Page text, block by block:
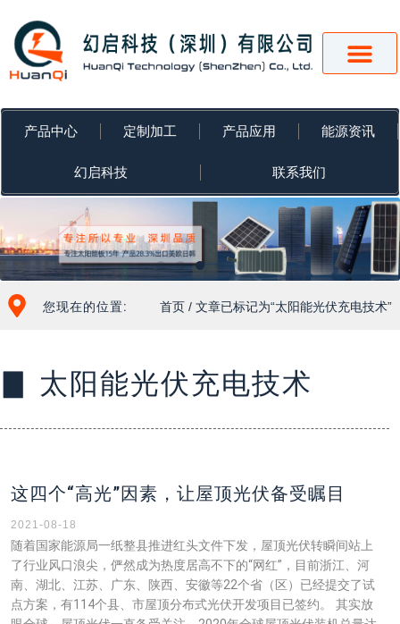
容
产品中心 定制加工 产品应用 能源资讯
幻启科技 联系我们
您现在的位置: 首页 / 文章已标记为“太阳能光伏充电技术”
▊ 太阳能光伏充电技术
这四个“高光”因素，让屋顶光伏备受瞩目
2021-08-18
随着国家能源局一纸整县推进红头文件下发，屋顶光伏转瞬间站上
了行业风口浪尖，俨然成为热度居高不下的“网红”，目前浙江、河
南、湖北、江苏、广东、陕西、安徽等22个省（区）已经提交了试
点方案，有114个县、市屋顶分布式光伏开发项目已签约。 其实放
面
面
面
面